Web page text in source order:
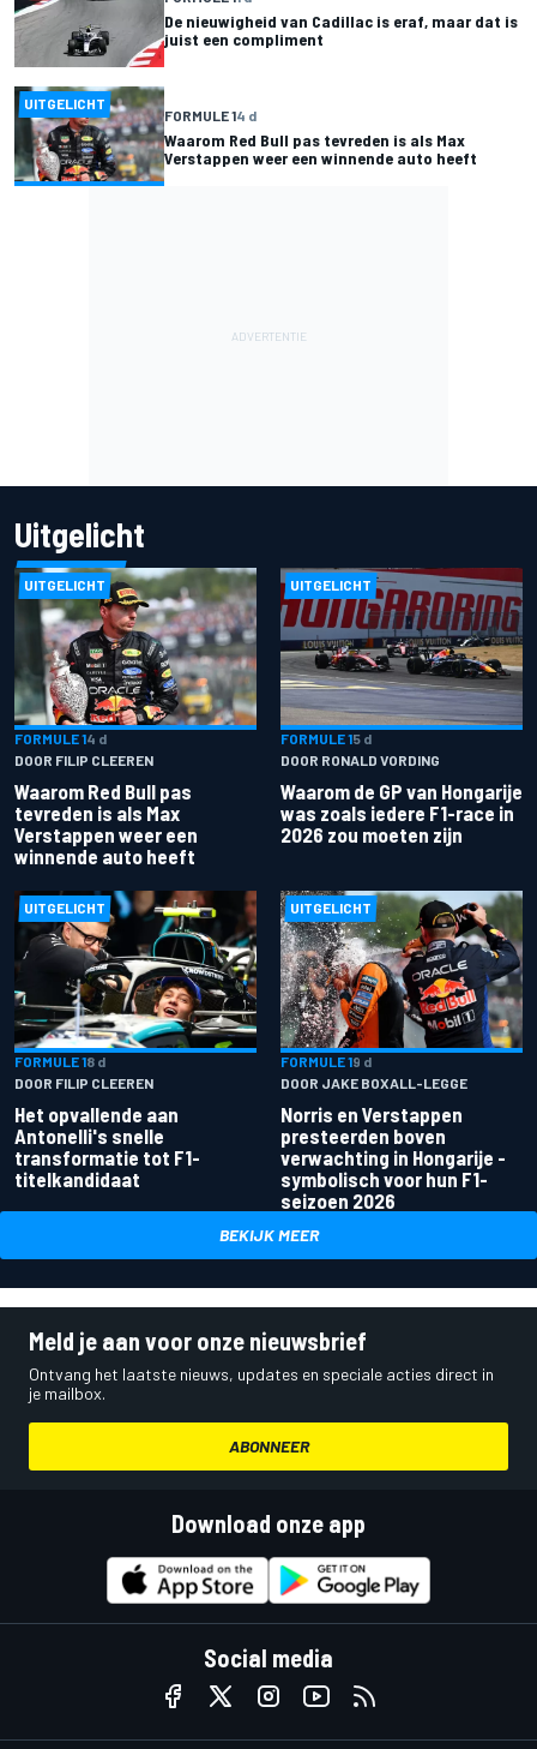
De nieuwigheid van Cadillac is eraf, maar dat is
juist een compliment
UITGELICHT
FORMULE 14 d
Waarom Red Bull pas tevreden is als Max
Verstappen weer een winnende auto heeft
Uitgelicht
UITGELICHT
FORMULE 14 d
DOOR FILIP CLEEREN
Waarom Red Bull pas
tevreden is als Max
Verstappen weer een
winnende auto heeft
UITGELICHT
FORMULE 15 d
DOOR RONALD VORDING
Waarom de GP van Hongarije
was zoals iedere F1-race in
2026 zou moeten zijn
UITGELICHT
FORMULE 18 d
DOOR FILIP CLEEREN
Het opvallende aan
Antonelli's snelle
transformatie tot F1-
titelkandidaat
UITGELICHT
FORMULE 19 d
DOOR JAKE BOXALL-LEGGE
Norris en Verstappen
presteerden boven
verwachting in Hongarije -
symbolisch voor hun F1-
seizoen 2026
BEKIJK MEER
Meld je aan voor onze nieuwsbrief
Ontvang het laatste nieuws, updates en speciale acties direct in
je mailbox.
ABONNEER
Download onze app
Social media